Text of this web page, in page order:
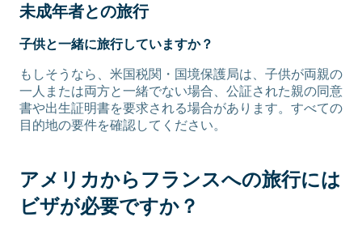
未成年者との旅行
子供と一緒に旅行していますか？
もしそうなら、米国税関・国境保護局は、子供が両親の
一人または両方と一緒でない場合、公証された親の同意
書や出生証明書を要求される場合があります。すべての
目的地の要件を確認してください。
アメリカからフランスへの旅行には
ビザが必要ですか？